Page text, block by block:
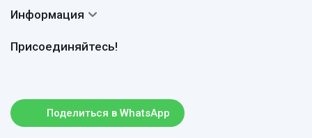
Поделиться в WhatsApp
Присоединяйтесь!
Сертификаты
Вопросы и ответы
Отзывы
Рассылка
Доставка
Возврат
Информация
Защита персональных данных
Правила продажи товаров (Постановление Правительства